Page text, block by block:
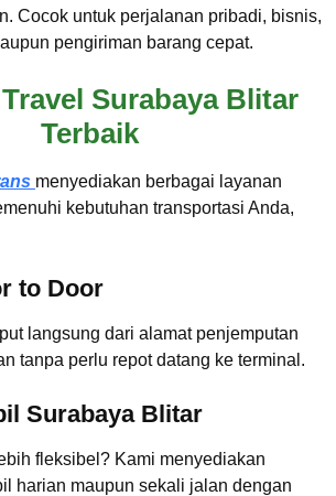
Cocok untuk perjalanan pribadi, bisnis,
pengiriman barang cepat.
Surabaya Blitar
Terbaik
menyediakan berbagai layanan
kebutuhan transportasi Anda,
to Door
langsung dari alamat penjemputan
tanpa perlu repot datang ke terminal.
Surabaya Blitar
fleksibel? Kami menyediakan
harian maupun sekali jalan dengan